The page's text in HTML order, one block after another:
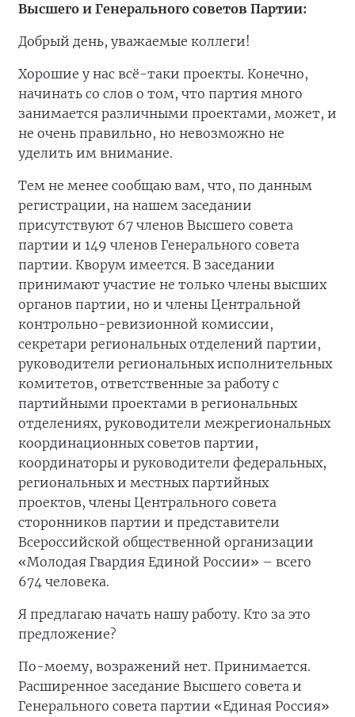
Высшего и Генерального советов Партии:
Добрый день, уважаемые коллеги!
Хорошие у нас всё-таки проекты. Конечно,
начинать со слов о том, что партия много
занимается различными проектами, может, и
не очень правильно, но невозможно не
уделить им внимание.
Тем не менее сообщаю вам, что, по данным
регистрации, на нашем заседании
присутствуют 67 членов Высшего совета
партии и 149 членов Генерального совета
партии. Кворум имеется. В заседании
принимают участие не только члены высших
органов партии, но и члены Центральной
контрольно-ревизионной комиссии,
секретари региональных отделений партии,
руководители региональных исполнительных
комитетов, ответственные за работу с
партийными проектами в региональных
отделениях, руководители межрегиональных
координационных советов партии,
координаторы и руководители федеральных,
региональных и местных партийных
проектов, члены Центрального совета
сторонников партии и представители
Всероссийской общественной организации
«Молодая Гвардия Единой России» – всего
674 человека.
Я предлагаю начать нашу работу. Кто за это
предложение?
По-моему, возражений нет. Принимается.
Расширенное заседание Высшего совета и
Генерального совета партии «Единая Россия»